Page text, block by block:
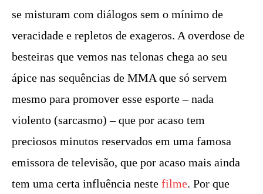
se misturam com diálogos sem o mínimo de
veracidade e repletos de exageros. A overdose de
besteiras que vemos nas telonas chega ao seu
ápice nas sequências de MMA que só servem
mesmo para promover esse esporte – nada
violento (sarcasmo) – que por acaso tem
preciosos minutos reservados em uma famosa
emissora de televisão, que por acaso mais ainda
tem uma certa influência neste filme. Por que